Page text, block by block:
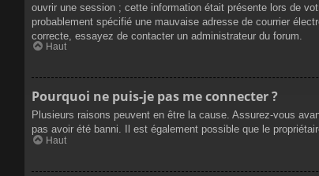
ouvrir une session ; cette information était présente lors de
probablement spécifié une mauvaise adresse de courrier
correcte, essayez de contacter un administrateur du forum.
Haut
Pourquoi ne puis-je pas me connecter ?
Plusieurs raisons peuvent en être la cause. Assurez-vous
pas avoir été banni. Il est également possible que le
Haut